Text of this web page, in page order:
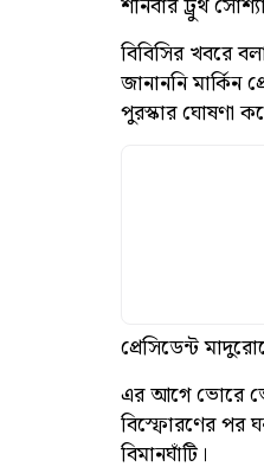
শনিবার ট্রুথ
বিবিসির খবরে
জানাননি মার্কিন
পুরস্কার ঘোষণা
প্রেসিডেন্ট
এর আগে ভোরে
বিস্ফোরণের পর
বিমানঘাঁটি।